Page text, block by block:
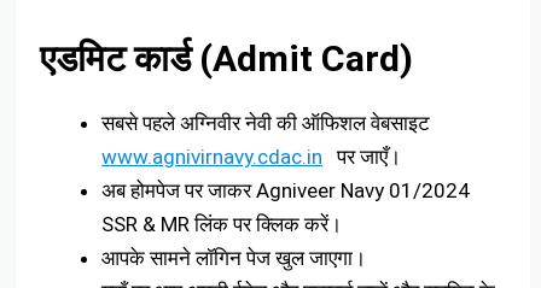
एडमिट कार्ड (Admit Card)
सबसे पहले अग्निवीर नेवी की ऑफिशल वेबसाइट
www.agnivirnavy.cdac.in पर जाएँ।
अब होमपेज पर जाकर Agniveer Navy 01/2024
SSR & MR लिंक पर क्लिक करें।
आपके सामने लॉगिन पेज खुल जाएगा।